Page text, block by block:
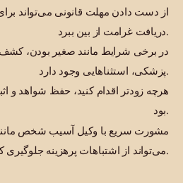
از دست دادن مهلت قانونی می‌تواند
دریافت غرامت از بین ببرد.
در برخی شرایط مانند صغیر بودن،
پزشکی، استثناهایی وجود دارد.
هرچه زودتر اقدام کنید، حفظ شواهد و
بود.
مشورت سریع با وکیل آسیب شخص
می‌تواند از اشتباهات پرهزینه جلوگیری کند.